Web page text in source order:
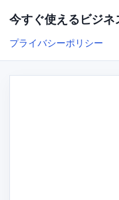
今すぐ使えるビジネ
プライバシーポリシー